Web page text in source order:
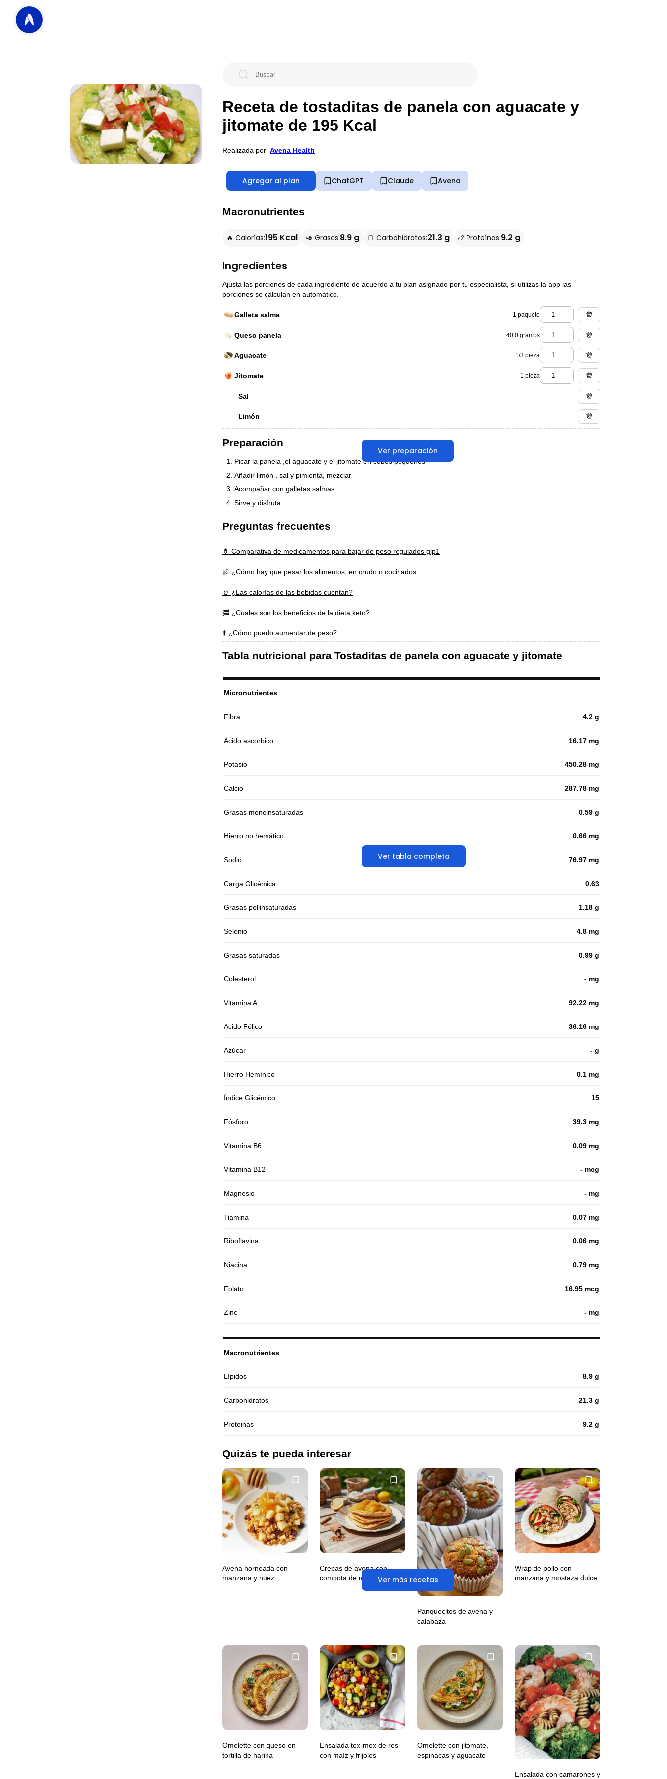
Receta de tostaditas de panela con aguacate y
jitomate de 195 Kcal
Realizada por: Avena Health
Agregar al plan ChatGPT Claude Avena
Macronutrientes
🔥 Calorías:195 Kcal 🥑 Grasas:8.9 g 🍞 Carbohidratos:21.3 g 🍗 Proteínas:9.2 g
Ingredientes
Ajusta las porciones de cada ingrediente de acuerdo a tu plan asignado por tu especialista, si utilizas la app las
porciones se calculan en automático.
Galleta salma 1 paquete
Queso panela 40.0 gramos
Aguacate 1/3 pieza
Jitomate 1 pieza
Sal
Limón
Ver preparación
Preparación
Picar la panela ,el aguacate y el jitomate en cubos pequeños
Añadir limón , sal y pimienta, mezclar
Acompañar con galletas salmas
Sirve y disfruta.
Preguntas frecuentes
💊 Comparativa de medicamentos para bajar de peso regulados glp1
🍖 ¿Cómo hay que pesar los alimentos, en crudo o cocinados
🥤 ¿Las calorías de las bebidas cuentan?
🥓 ¿Cuales son los beneficios de la dieta keto?
⬆️ ¿Cómo puedo aumentar de peso?
Tabla nutricional para Tostaditas de panela con aguacate y jitomate
Ver tabla completa
Micronutrientes
Fibra 4.2 g
Ácido ascorbico 16.17 mg
Potasio 450.28 mg
Calcio 287.78 mg
Grasas monoinsaturadas 0.59 g
Hierro no hemático 0.66 mg
Sodio 76.97 mg
Carga Glicémica 0.63
Grasas poliinsaturadas 1.18 g
Selenio 4.8 mg
Grasas saturadas 0.99 g
Colesterol - mg
Vitamina A 92.22 mg
Acido Fólico 36.16 mg
Azúcar - g
Hierro Hemínico 0.1 mg
Índice Glicémico 15
Fósforo 39.3 mg
Vitamina B6 0.09 mg
Vitamina B12 - mcg
Magnesio - mg
Tiamina 0.07 mg
Riboflavina 0.06 mg
Niacina 0.79 mg
Folato 16.95 mcg
Zinc - mg
Macronutrientes
Lípidos 8.9 g
Carbohidratos 21.3 g
Proteinas 9.2 g
Quizás te pueda interesar
Ver más recetas
Avena horneada con
manzana y nuez
Crepas de avena con
compota de manzana
Panquecitos de avena y
calabaza
Wrap de pollo con
manzana y mostaza dulce
Omelette con queso en
tortilla de harina
Ensalada tex-mex de res
con maíz y frijoles
Omelette con jitomate,
espinacas y aguacate
Ensalada con camarones y